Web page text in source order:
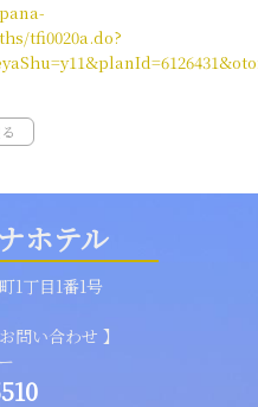
tfi0020a.do?
ホテル
1丁目1番1号
問い合わせ 】